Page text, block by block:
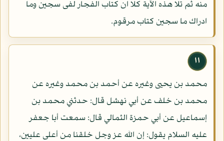
منه ثم تلا هذه الآية كلا ان كتاب الفجار لفى سجين وما
ادراك ما سجين كتاب مرقوم.
١١
محمد بن يحيى وغيره عن أحمد بن محمد وغيره عن
محمد بن خلف عن أبي نهشل قال: حدثني محمد بن
إسماعيل عن أبي حمزة الثمالي قال: سمعت أبا جعفر
عليه السلام يقول: إن الله عز وجل خلقنا من أعلى عليين،